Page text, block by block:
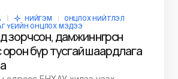
НИЙГЭМ
ОНЦЛОХ НИЙТЛЭЛ
ҮЕИЙН ОНЦЛОХ МЭДЭЭ
дамжин өнгөрсөн
бүр тусгай шаардлага